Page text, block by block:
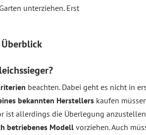
unterziehen. Erst
beachten. Dabei geht es nicht in
bekannten Herstellers kaufen
ist allerdings die Überlegung
betriebenes Modell vorziehen. Auch